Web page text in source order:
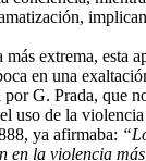
extrema, esta
en una
G. Prada, que
uso de la
ya afirmaba:
en la violencia